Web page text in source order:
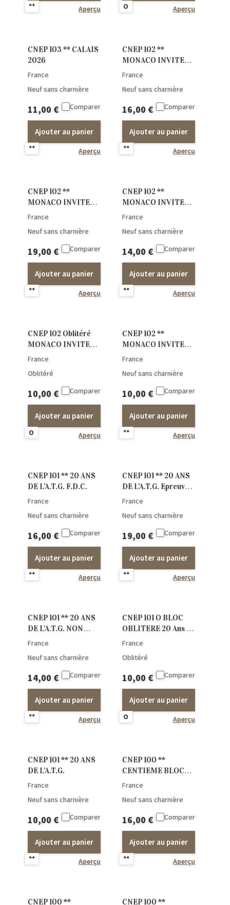
** Aperçu O Aperçu
CNEP 103 ** CALAIS
2026
**
France
Neuf sans charnière
11,00 €
Ajouter au panier
Comparer
Aperçu
CNEP 102 **
MONACO INVITE
D’HONNEUR F.D.C.
**
France
Neuf sans charnière
16,00 €
Ajouter au panier
Comparer
Aperçu
CNEP 102 **
MONACO INVITE
D’HONNEUR
**
France
Neuf sans charnière
19,00 €
Ajouter au panier
Comparer
Aperçu
CNEP 102 **
MONACO INVITE
D’HONNEUR NON
**
France
Neuf sans charnière
14,00 €
Ajouter au panier
Comparer
Aperçu
CNEP 102 Oblitéré
MONACO INVITE
D’HONNEUR
O
France
Oblitéré
10,00 €
Ajouter au panier
Comparer
Aperçu
CNEP 102 **
MONACO INVITE
D’HONNEUR
**
France
Neuf sans charnière
10,00 €
Ajouter au panier
Comparer
Aperçu
CNEP 101 ** 20 ANS
DE L’A.T.G. F.D.C.
**
France
Neuf sans charnière
16,00 €
Ajouter au panier
Comparer
Aperçu
CNEP 101 ** 20 ANS
DE L’A.T.G. Epreuve
de luxe
**
France
Neuf sans charnière
19,00 €
Ajouter au panier
Comparer
Aperçu
CNEP 101 ** 20 ANS
DE L’A.T.G. NON
DENTELE
**
France
Neuf sans charnière
14,00 €
Ajouter au panier
Comparer
Aperçu
CNEP 101 O BLOC
OBLITERE 20 Ans de
l’ATG
O
France
Oblitéré
10,00 €
Ajouter au panier
Comparer
Aperçu
CNEP 101 ** 20 ANS
DE L’A.T.G.
**
France
Neuf sans charnière
10,00 €
Ajouter au panier
Comparer
Aperçu
CNEP 100 **
CENTIEME BLOC
CNEP F.D.C.
**
France
Neuf sans charnière
16,00 €
Ajouter au panier
Comparer
Aperçu
CNEP 100 ** CNEP 100 **